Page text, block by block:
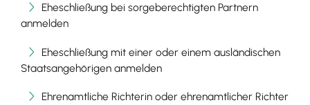
Eheschließung bei sorgeberechtigten Partnern
anmelden
Eheschließung mit einer oder einem ausländischen
Staatsangehörigen anmelden
Ehrenamtliche Richterin oder ehrenamtlicher Richter